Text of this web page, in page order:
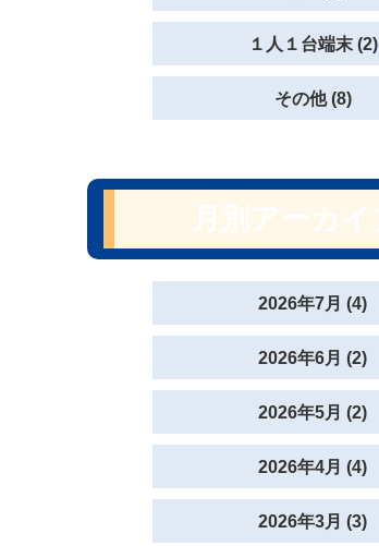
１人１台端末 (2)
その他 (8)
2026年7月 (4)
2026年6月 (2)
2026年5月 (2)
2026年4月 (4)
2026年3月 (3)